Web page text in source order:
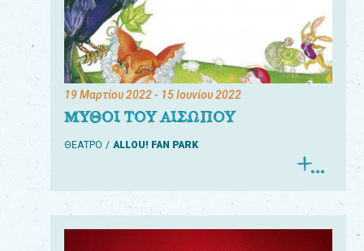
19 Μαρτίου 2022- 15 Ιουνίου 2022
ΜΥΘΟΙ ΤΟΥ ΑΙΣΩΠΟΥ
ΘΕΑΤΡΟ ALLOU! FAN PARK